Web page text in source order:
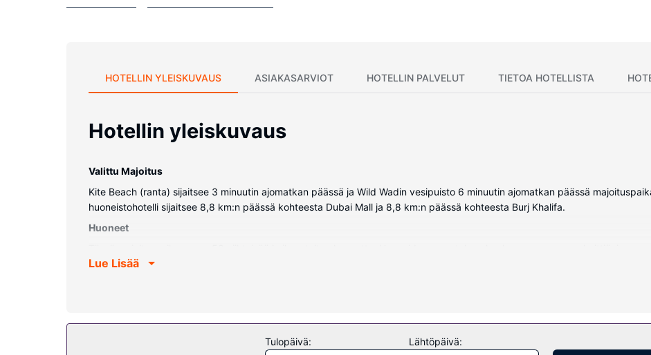
HOTELLIN YLEISKUVAUS ASIAKASARVIOT HOTELLIN PALVELUT TIETOA HOTELLISTA
Hotellin yleiskuvaus
Valittu Majoitus
Kite Beach (ranta) sijaitsee 3 minuutin ajomatkan päässä ja Wild Wadin vesipuisto 6 minuutin ajomatkan päässä
huoneistohotelli sijaitsee 8,8 km:n päässä kohteesta Dubai Mall ja 8,8 km:n päässä kohteesta Burj Khalifa.
Huoneet
taulutelevisio ja digitaalikanavat. Käytössäsi on myös ilmainen langaton internetyhteys. Kylpyhuoneesta löytyy suihkun ja
internetyhteys, concierge-palvelut ja juhlasali.
Lue Lisää
Tulopäivä: Lähtöpäivä: